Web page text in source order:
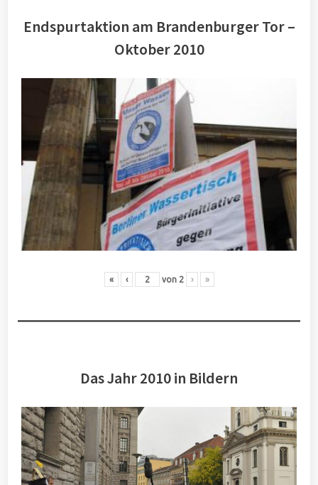
Endspurtaktion am Brandenburger Tor –
Oktober 2010
« ‹ von 2 › »
Das Jahr 2010 in Bildern